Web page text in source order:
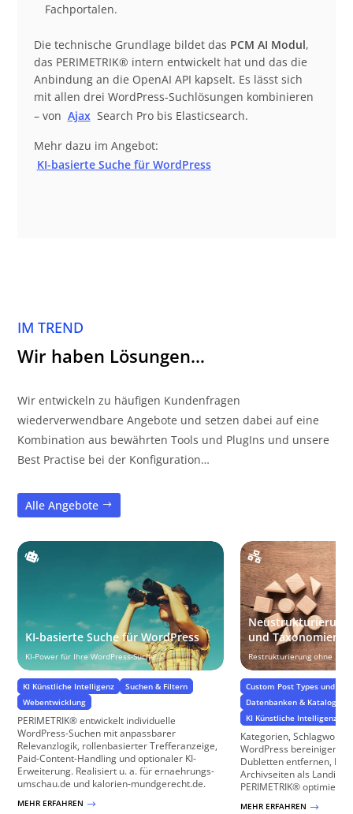
Fachportalen.
Die technische Grundlage bildet das PCM AI Modul,
das PERIMETRIK® intern entwickelt hat und das die
Anbindung an die OpenAI API kapselt. Es lässt sich
mit allen drei WordPress-Suchlösungen kombinieren
– von Ajax Search Pro bis Elasticsearch.
Mehr dazu im Angebot:
KI-basierte Suche für WordPress
IM TREND
Wir haben Lösungen…
Wir entwickeln zu häufigen Kundenfragen
wiederverwendbare Angebote und setzen dabei auf eine
Kombination aus bewährten Tools und PlugIns und unsere
Best Practise bei der Konfiguration…
Alle Angebote
KI-basierte Suche für WordPress
KI-Power für Ihre WordPress-Suche
KI Künstliche Intelligenz
Suchen & Filtern
Webentwicklung
PERIMETRIK® entwickelt individuelle
WordPress-Suchen mit anpassbarer
Relevanzlogik, rollenbasierter Trefferanzeige,
Paid-Content-Handling und optionaler KI-
Erweiterung. Realisiert u. a. für ernaehrungs-
umschau.de und kalorien-mundgerecht.de.
MEHR ERFAHREN $
Neustrukturierung
und Taxonomien
Restrukturierung ohne
Custom Post Types und
Datenbanken & Kataloge
KI Künstliche Intelligenz
Kategorien, Schlagworte
WordPress bereinigen
Dubletten entfernen,
Archivseiten als Landing
PERIMETRIK® optimiert ...
MEHR ERFAHREN $